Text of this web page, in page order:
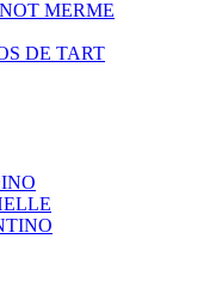
MERME
DE TART